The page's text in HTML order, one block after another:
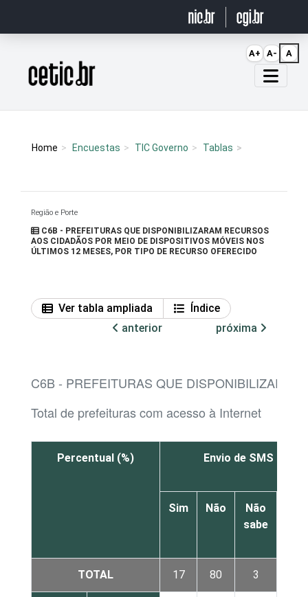
Página inicial
Home Encuestas TIC Governo Tablas
Região e Porte
C6B - PREFEITURAS QUE DISPONIBILIZARAM RECURSOS
AOS CIDADÃOS POR MEIO DE DISPOSITIVOS MÓVEIS NOS
ÚLTIMOS 12 MESES, POR TIPO DE RECURSO OFERECIDO
Ver tabla ampliada
Índice
anterior
próxima
C6B - PREFEITURAS QUE
Total de prefeituras com acesso à Internet
Percentual (%) Envio de SMS para
Sim Não
Não
sabe
TOTAL 17 80 3
A+ A- A